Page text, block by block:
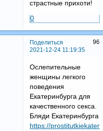
страстные прихоти!
0
Поделиться
96
2021-12-24 11:19:35
Ослепительные
женщины легкого
поведения
Екатеринбурга для
качественного секса.
Бляди Екатеринбурга
https://